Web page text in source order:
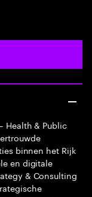
Health & Public
binnen het Rijk
en digitale
& Consulting